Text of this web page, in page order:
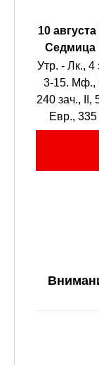
10
Седмица
Утр. - Лк., 4
3-15. Мф.,
240 зач., II,
Евр., 335